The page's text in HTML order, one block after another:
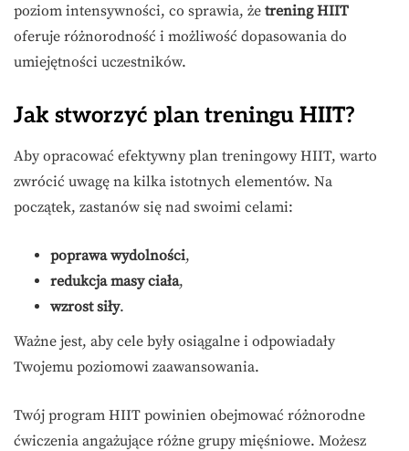
poziom intensywności, co sprawia, że trening HIIT
oferuje różnorodność i możliwość dopasowania do
umiejętności uczestników.
Jak stworzyć plan treningu HIIT?
Aby opracować efektywny plan treningowy HIIT, warto
zwrócić uwagę na kilka istotnych elementów. Na
początek, zastanów się nad swoimi celami:
poprawa wydolności,
redukcja masy ciała,
wzrost siły.
Ważne jest, aby cele były osiągalne i odpowiadały
Twojemu poziomowi zaawansowania.
Twój program HIIT powinien obejmować różnorodne
ćwiczenia angażujące różne grupy mięśniowe. Możesz